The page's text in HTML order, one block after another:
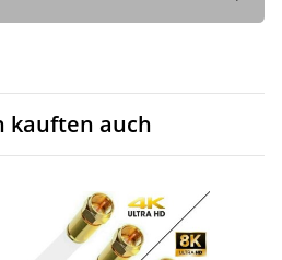
kauften auch